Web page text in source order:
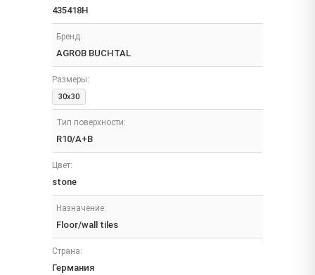
435418H
Бренд:
AGROB BUCHTAL
Размеры:
30x30
Тип поверхности:
R10/A+B
Цвет:
stone
Назначение:
Floor/wall tiles
Страна:
Германия